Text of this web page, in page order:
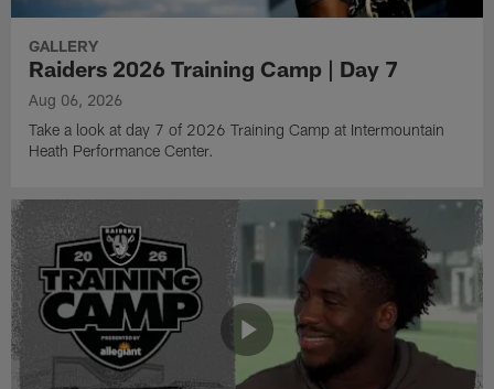
GALLERY
Raiders 2026 Training Camp | Day 7
Aug 06, 2026
Take a look at day 7 of 2026 Training Camp at Intermountain
Heath Performance Center.